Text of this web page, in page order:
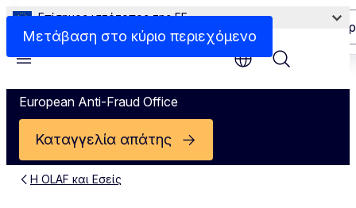
Μετάβαση στο κύριο περιεχόμενο
Επίσημος ιστότοπος της ΕΕ
European Anti-Fraud Office
Καταγγελία απάτης
Menu
Η OLAF και Εσείς
Καταγγελία περιπτώσεων απάτης από μέλη του